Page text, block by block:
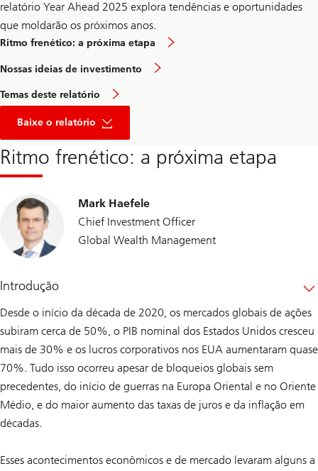
relatório Year Ahead 2025 explora tendências e oportunidades
que moldarão os próximos anos.
Ritmo frenético: a próxima etapa
Nossas ideias de investimento
Temas deste relatório
Baixe o relatório
Ritmo frenético: a próxima etapa
Mark Haefele
Chief Investment Officer
Global Wealth Management
Introdução
Desde o início da década de 2020, os mercados globais de ações
subiram cerca de 50%, o PIB nominal dos Estados Unidos cresceu
mais de 30% e os lucros corporativos nos EUA aumentaram quase
70%. Tudo isso ocorreu apesar de bloqueios globais sem
precedentes, do início de guerras na Europa Oriental e no Oriente
Médio, e do maior aumento das taxas de juros e da inflação em
décadas.
Esses acontecimentos econômicos e de mercado levaram alguns a